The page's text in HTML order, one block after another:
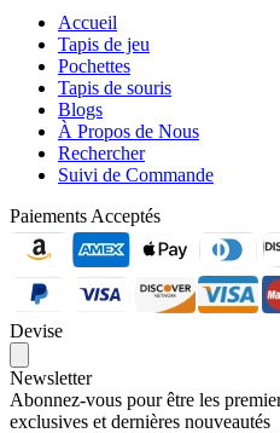
Accueil
Tapis de jeu
Pochettes
Tapis de souris
Blogs
À Propos de Nous
Rechercher
Suivi de Commande
Paiements Acceptés
Devise
Newsletter
Abonnez-vous pour être les
exclusives et dernières nouveautés